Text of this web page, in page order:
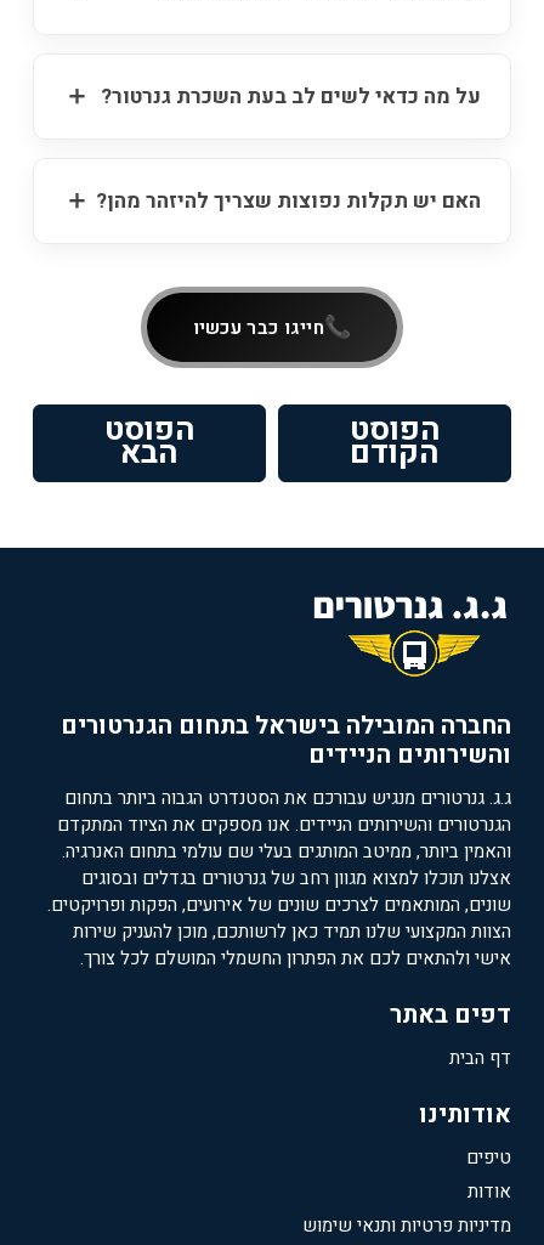
על מה כדאי לשים לב בעת השכרת גנרטור?
האם יש תקלות נפוצות שצריך להיזהר מהן?
חייגו כבר עכשיו
ניווט הפוסט
הקודםקודם:
הפוסט
הבאהפוסט
הבא:
החברה המובילה בישראל בתחום הגנרטורים
והשירותים הניידים
ג.ג. גנרטורים מנגיש עבורכם את הסטנדרט הגבוה ביותר בתחום
הגנרטורים והשירותים הניידים. אנו מספקים את הציוד המתקדם
והאמין ביותר, ממיטב המותגים בעלי שם עולמי בתחום האנרגיה.
אצלנו תוכלו למצוא מגוון רחב של גנרטורים בגדלים ובסוגים
שונים, המותאמים לצרכים שונים של אירועים, הפקות ופרויקטים.
הצוות המקצועי שלנו תמיד כאן לרשותכם, מוכן להעניק שירות
אישי ולהתאים לכם את הפתרון החשמלי המושלם לכל צורך.
דפים באתר
דף הבית
אודותינו
טיפים
אודות
מדיניות פרטיות ותנאי שימוש